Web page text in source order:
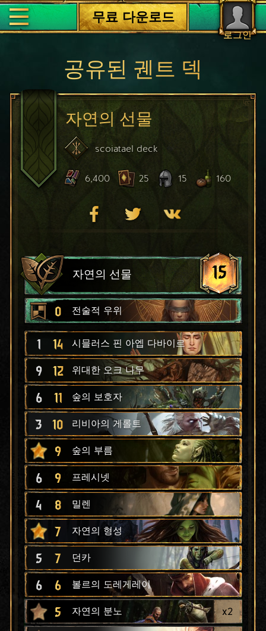
로그인
무료 다운로드
공유된 궨트 덱
자연의 선물
scoiatael deck
6,400 25 15 160
자연의 선물 15
0 전술적 우위
1 14 시믈러스 핀 아엡 다바이르
9 12 위대한 오크 나무
6 11 숲의 보호자
3 10 리비아의 게롤트
9 숲의 부름
6 9 프레시넷
4 8 밀렌
7 자연의 형성
5 7 던카
6 6 볼르의 도레게레이
5 자연의 분노 x2